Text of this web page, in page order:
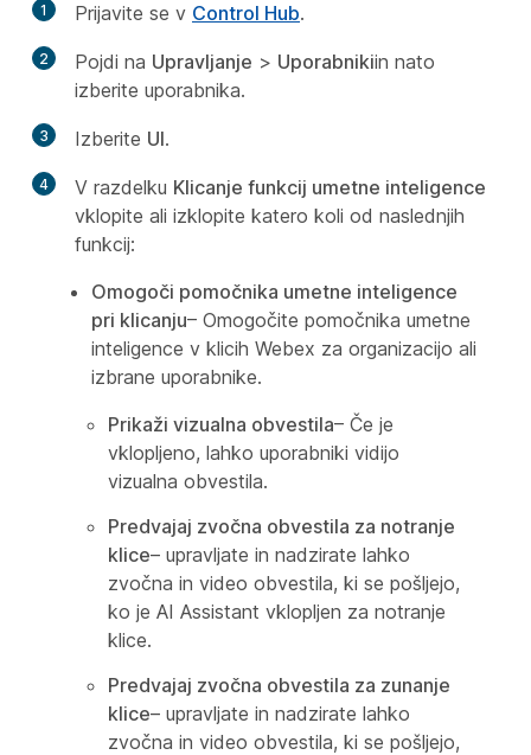
1 Prijavite se v Control Hub.
2 Pojdi na Upravljanje > Uporabnikiin nato
izberite uporabnika.
3 Izberite UI.
4 V razdelku Klicanje funkcij umetne inteligence
vklopite ali izklopite katero koli od naslednjih
funkcij:
Omogoči pomočnika umetne inteligence
pri klicanju– Omogočite pomočnika umetne
inteligence v klicih Webex za organizacijo ali
izbrane uporabnike.
Prikaži vizualna obvestila– Če je
vklopljeno, lahko uporabniki vidijo
vizualna obvestila.
Predvajaj zvočna obvestila za notranje
klice– upravljate in nadzirate lahko
zvočna in video obvestila, ki se pošljejo,
ko je AI Assistant vklopljen za notranje
klice.
Predvajaj zvočna obvestila za zunanje
klice– upravljate in nadzirate lahko
zvočna in video obvestila, ki se pošljejo,